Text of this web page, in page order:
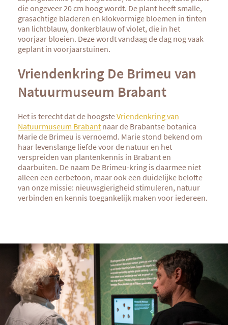
die ongeveer 20 cm hoog wordt. De plant heeft smalle,
grasachtige bladeren en klokvormige bloemen in tinten
van lichtblauw, donkerblauw of violet, die in het
voorjaar bloeien. Deze wordt vandaag de dag nog vaak
geplant in voorjaarstuinen.
Vriendenkring De Brimeu van
Natuurmuseum Brabant
Het is terecht dat de hoogsteVriendenkring van
Natuurmuseum Brabant naar de Brabantse botanica
Marie de Brimeu is vernoemd. Marie stond bekend om
haar levenslange liefde voor de natuur en het
verspreiden van plantenkennis in Brabant en
daarbuiten. De naam De Brimeu-kring is daarmee niet
alleen een eerbetoon, maar ook een duidelijke belofte
van onze missie: nieuwsgierigheid stimuleren, natuur
verbinden en kennis toegankelijk maken voor iedereen.